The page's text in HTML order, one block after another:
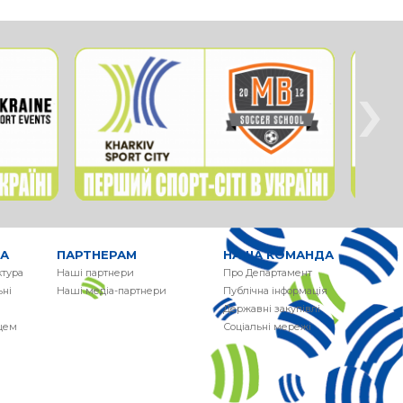
ПАРТНЕРАМ
Наші партнери
Наші медіа-партнери
НАША КОМАНДА
Про Департамент
Публічна інформація
Державні закупівлі
Соціальні мережі